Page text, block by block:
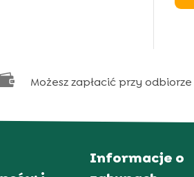
Możesz zapłacić przy odbiorze
Informacje o